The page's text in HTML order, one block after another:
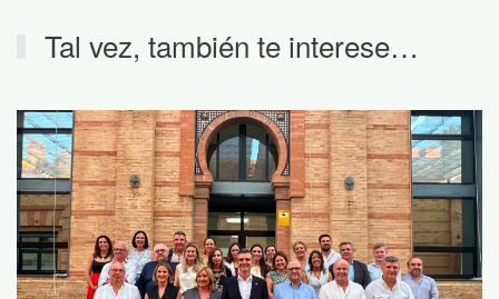
Tal vez, también te interese…